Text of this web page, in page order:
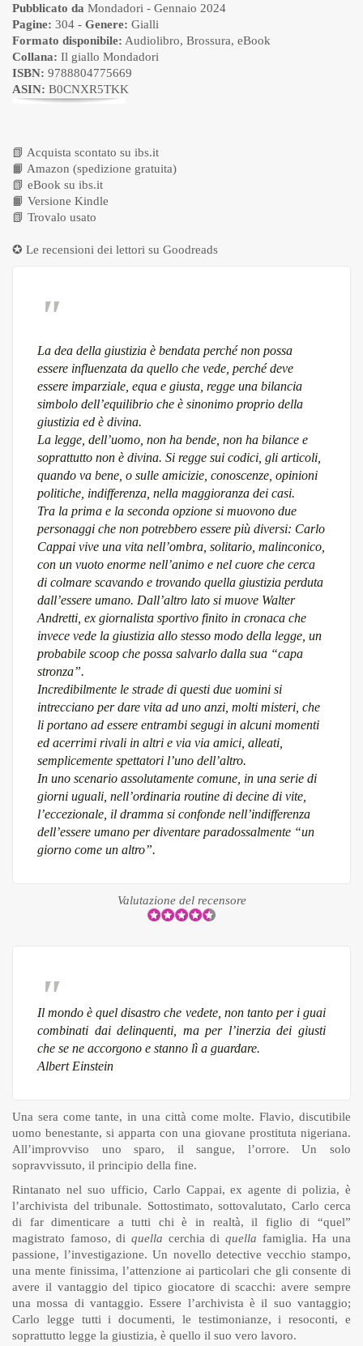
Pubblicato da Mondadori - Gennaio 2024
Pagine: 304 - Genere: Gialli
Formato disponibile: Audiolibro, Brossura, eBook
Collana: Il giallo Mondadori
ISBN: 9788804775669
ASIN: B0CNXR5TKK
📗 Acquista scontato su ibs.it
📙 Amazon (spedizione gratuita)
📗 eBook su ibs.it
📙 Versione Kindle
📗 Trovalo usato
✪ Le recensioni dei lettori su Goodreads
La dea della giustizia è bendata perché non possa
essere influenzata da quello che vede, perché deve
essere imparziale, equa e giusta, regge una bilancia
simbolo dell’equilibrio che è sinonimo proprio della
giustizia ed è divina.
La legge, dell’uomo, non ha bende, non ha bilance e
soprattutto non è divina. Si regge sui codici, gli articoli,
quando va bene, o sulle amicizie, conoscenze, opinioni
politiche, indifferenza, nella maggioranza dei casi.
Tra la prima e la seconda opzione si muovono due
personaggi che non potrebbero essere più diversi: Carlo
Cappai vive una vita nell’ombra, solitario, malinconico,
con un vuoto enorme nell’animo e nel cuore che cerca
di colmare scavando e trovando quella giustizia perduta
dall’essere umano. Dall’altro lato si muove Walter
Andretti, ex giornalista sportivo finito in cronaca che
invece vede la giustizia allo stesso modo della legge, un
probabile scoop che possa salvarlo dalla sua “capa
stronza”.
Incredibilmente le strade di questi due uomini si
intrecciano per dare vita ad uno anzi, molti misteri, che
li portano ad essere entrambi segugi in alcuni momenti
ed acerrimi rivali in altri e via via amici, alleati,
semplicemente spettatori l’uno dell’altro.
In uno scenario assolutamente comune, in una serie di
giorni uguali, nell’ordinaria routine di decine di vite,
l’eccezionale, il dramma si confonde nell’indifferenza
dell’essere umano per diventare paradossalmente “un
giorno come un altro”.
Valutazione del recensore
Il mondo è quel disastro che vedete, non tanto per i guai
combinati dai delinquenti, ma per l’inerzia dei giusti
che se ne accorgono e stanno lì a guardare.
Albert Einstein
Una sera come tante, in una città come molte. Flavio, discutibile
uomo benestante, si apparta con una giovane prostituta nigeriana.
All’improvviso uno sparo, il sangue, l’orrore. Un solo
sopravvissuto, il principio della fine.
Rintanato nel suo ufficio, Carlo Cappai, ex agente di polizia, è
l’archivista del tribunale. Sottostimato, sottovalutato, Carlo cerca
di far dimenticare a tutti chi è in realtà, il figlio di “quel”
magistrato famoso, di quella cerchia diquella famiglia. Ha una
passione, l’investigazione. Un novello detective vecchio stampo,
una mente finissima, l’attenzione ai particolari che gli consente di
avere il vantaggio del tipico giocatore di scacchi: avere sempre
una mossa di vantaggio. Essere l’archivista è il suo vantaggio;
Carlo legge tutti i documenti, le testimonianze, i resoconti, e
soprattutto legge la giustizia, è quello il suo vero lavoro.